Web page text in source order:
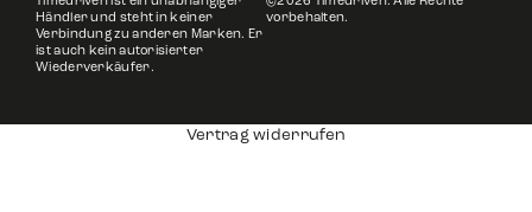
Händler und steht in keiner
Verbindung zu anderen Marken. Er
ist auch kein autorisierter
Wiederverkäufer.
vorbehalten.
Vertrag widerrufen